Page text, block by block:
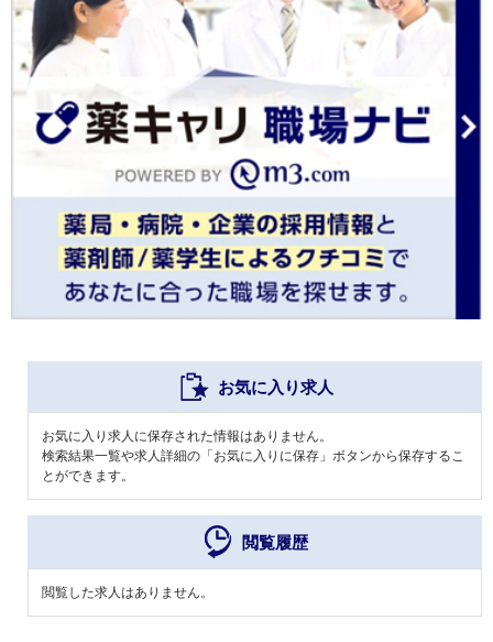
お気に入り求人
お気に入り求人に保存された情報はありません。
検索結果一覧や求人詳細の「お気に入りに保存」ボタンから保存するこ
とができます。
閲覧履歴
閲覧した求人はありません。